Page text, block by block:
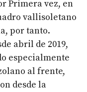
Primera vez, en
vallisoletano
por tanto.
abril de 2019,
especialmente
al frente,
desde la